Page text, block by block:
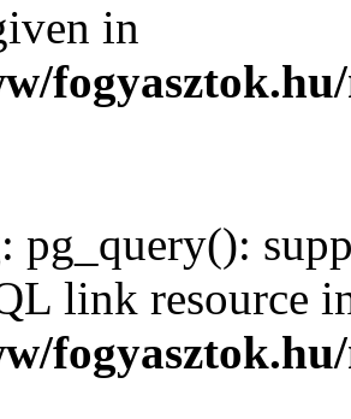
in
: pg_query():
link resource